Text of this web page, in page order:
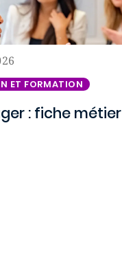
ET FORMATION
: fiche métier